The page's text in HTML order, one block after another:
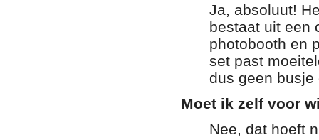
Ja, absoluut!
bestaat uit een
photobooth en
set past
dus geen busje
Moet ik zelf voor
Nee, dat hoeft